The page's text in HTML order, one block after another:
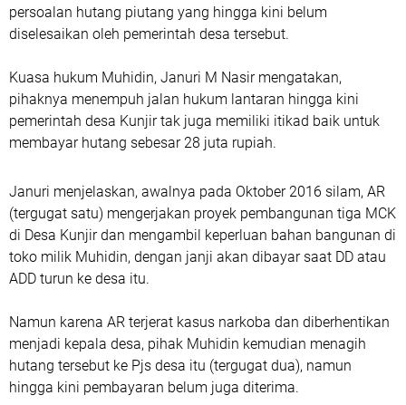
persoalan hutang piutang yang hingga kini belum
diselesaikan oleh pemerintah desa tersebut.
Kuasa hukum Muhidin, Januri M Nasir mengatakan,
pihaknya menempuh jalan hukum lantaran hingga kini
pemerintah desa Kunjir tak juga memiliki itikad baik untuk
membayar hutang sebesar 28 juta rupiah.
Januri menjelaskan, awalnya pada Oktober 2016 silam, AR
(tergugat satu) mengerjakan proyek pembangunan tiga MCK
di Desa Kunjir dan mengambil keperluan bahan bangunan di
toko milik Muhidin, dengan janji akan dibayar saat DD atau
ADD turun ke desa itu.
Namun karena AR terjerat kasus narkoba dan diberhentikan
menjadi kepala desa, pihak Muhidin kemudian menagih
hutang tersebut ke Pjs desa itu (tergugat dua), namun
hingga kini pembayaran belum juga diterima.